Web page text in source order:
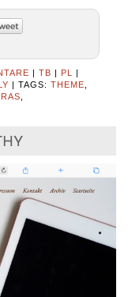
| TB | PL
|
| TAGS: THEME